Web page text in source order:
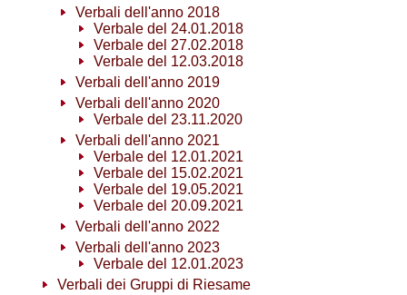
Verbali dell'anno 2018
Verbale del 24.01.2018
Verbale del 27.02.2018
Verbale del 12.03.2018
Verbali dell'anno 2019
Verbali dell'anno 2020
Verbale del 23.11.2020
Verbali dell'anno 2021
Verbale del 12.01.2021
Verbale del 15.02.2021
Verbale del 19.05.2021
Verbale del 20.09.2021
Verbali dell'anno 2022
Verbali dell'anno 2023
Verbale del 12.01.2023
Verbali dei Gruppi di Riesame